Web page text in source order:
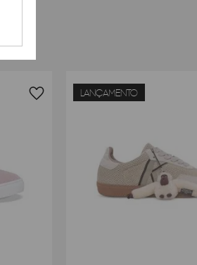
LANÇAMENTO